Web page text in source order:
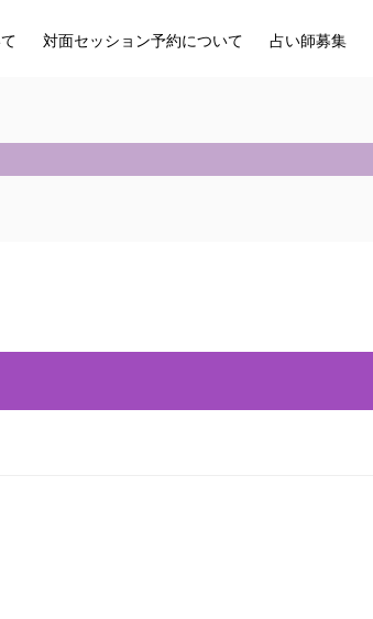
対面セッション予約について 占い師募集